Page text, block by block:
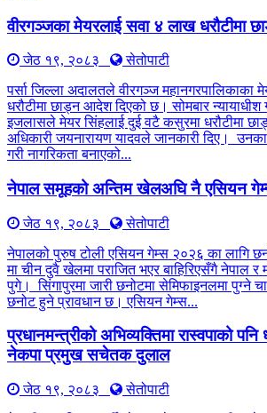
वीरगञ्जका मेयरलाई सवा ४ लाख धरौटीमा
जेठ १९, २०८३
सेतोपाटी
पर्सा जिल्ला अदालतले वीरगञ्ज महानगरपालिकाका
धरौटीमा छाड्न आदेश दिएको छ। सोमबार न्यायाधीश
इजलासले मेयर सिंहलाई दुई वटै कसुरमा धरौटीमा
अधिकारी जयनारायण यादवले जानकारी दिए।
गरी नागरिकता बनाएको...
नेपाल समूहको अन्तिम खेलअघि नै एसियन
जेठ १९, २०८३
सेतोपाटी
नेपालको पुरुष टोली एसियन गेम्स २०२६ का लागि
मा चीन दुवै खेलमा पराजित भएर बाहिरिएसँगै नेपाल
पुगे। सिंगापुरमा जारी छनोटमा सेमिफाइनलमा पुग्ने
छनोट हुने प्रावधान छ। एसियन गेम्स...
प्रधानमन्त्रीको अभिव्यक्तिमा रास्वपाको
नेकपा प्रमुख सचेतक दुलाल
जेठ १९, २०८३
सेतोपाटी